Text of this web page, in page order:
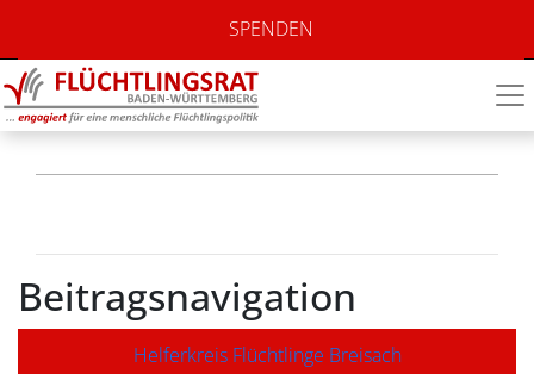
SPENDEN
Eschbach
Beitragsnavigation
Helferkreis Flüchtlinge Breisach